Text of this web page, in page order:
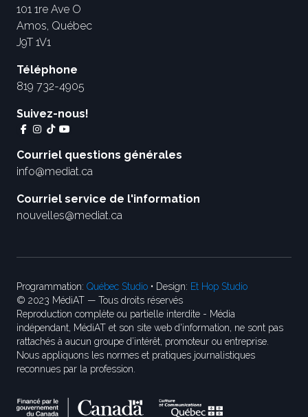
101 1re Ave O
Amos, Québec
J9T 1V1
Téléphone
819 732-4905
Suivez-nous!
Courriel questions générales
info@mediat.ca
Courriel service de l'information
nouvelles@mediat.ca
Programmation: Québec Studio • Design: Et Hop Studio
© 2023 MédiAT — Tous droits réservés
Reproduction complète ou partielle interdite - Média
indépendant, MédiAT et son site web d'information, ne sont pas
rattachés à aucun groupe d’intérêt, promoteur ou entreprise.
Nous appliquons les normes et pratiques journalistiques
reconnues par la profession.